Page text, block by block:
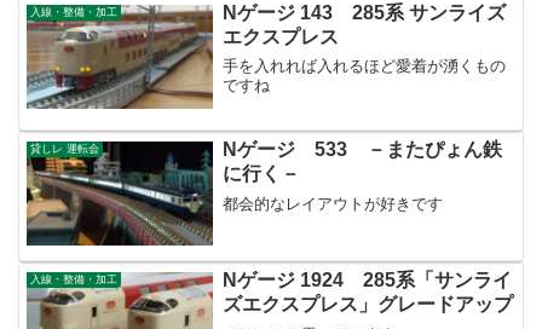
入線・整備・加工
Nゲージ 143 285系 サンライズ
エクスプレス
手を入れれば入れるほど愛着が湧くもの
ですね
貸しレ 運転会
Nゲージ 533 －またぴょん鉄
に行く－
都会的なレイアウトが好きです
入線・整備・加工
Nゲージ 1924 285系「サンライ
ズエクスプレス」グレードアップ